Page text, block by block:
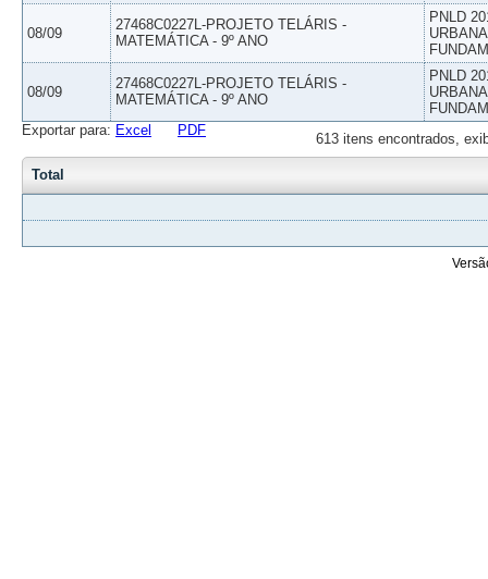
08/09
27468C0227L-PROJETO TELÁRIS -
MATEMÁTICA - 9º ANO
PNLD
08/09
27468C0227L-PROJETO TELÁRIS -
MATEMÁTICA - 9º ANO
PNLD
613 itens encontrados,
Exportar para: Excel PDF
Total